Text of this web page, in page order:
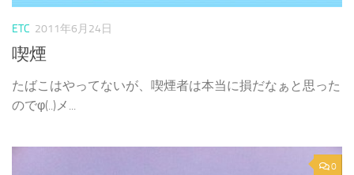
ETC 2011年6月24日
喫煙
たばこはやってないが、喫煙者は本当に損だなぁと思った
のでφ(..)メ...
0